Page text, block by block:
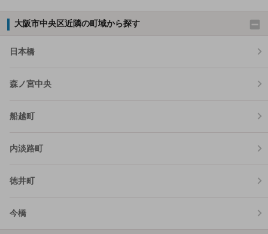
大阪市中央区近隣の町域から探す
日本橋
森ノ宮中央
船越町
内淡路町
徳井町
今橋